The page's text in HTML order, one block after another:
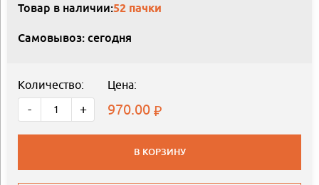
Товар в наличии:52 пачки
Самовывоз: сегодня
Количество:
- +
Цена:
970.00
В КОРЗИНУ